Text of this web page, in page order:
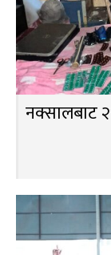
नक्सालबाट